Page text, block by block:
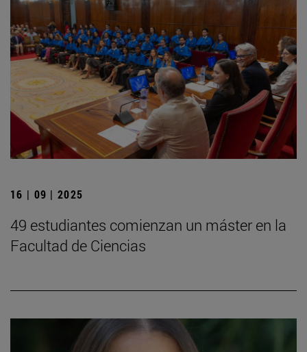
16 | 09 | 2025
49 estudiantes comienzan un máster en la
Facultad de Ciencias